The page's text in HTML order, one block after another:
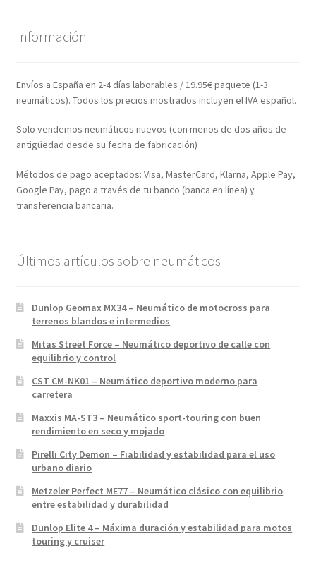
Información
Envíos a España en 2-4 días laborables / 19.95€ paquete (1-3
neumáticos). Todos los precios mostrados incluyen el IVA español.
Solo vendemos neumáticos nuevos (con menos de dos años de
antigüedad desde su fecha de fabricación)
Métodos de pago aceptados: Visa, MasterCard, Klarna, Apple Pay,
Google Pay, pago a través de tu banco (banca en línea) y
transferencia bancaria.
Últimos artículos sobre neumáticos
Dunlop Geomax MX34 – Neumático de motocross para
terrenos blandos e intermedios
Mitas Street Force – Neumático deportivo de calle con
equilibrio y control
CST CM-NK01 – Neumático deportivo moderno para
carretera
Maxxis MA-ST3 – Neumático sport-touring con buen
rendimiento en seco y mojado
Pirelli City Demon – Fiabilidad y estabilidad para el uso
urbano diario
Metzeler Perfect ME77 – Neumático clásico con equilibrio
entre estabilidad y durabilidad
Dunlop Elite 4 – Máxima duración y estabilidad para motos
touring y cruiser